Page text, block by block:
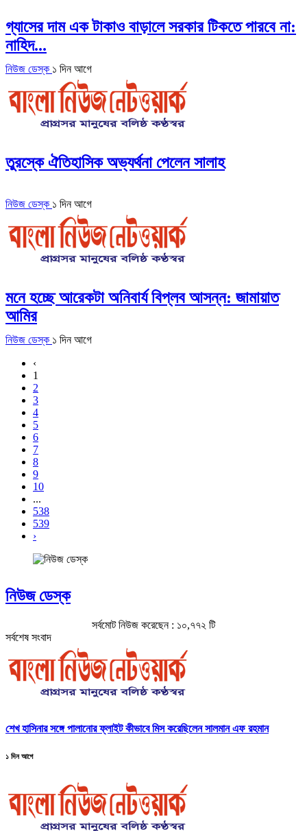
গ্যাসের দাম এক টাকাও বাড়ালে সরকার টিকতে পারবে না:
নাহিদ...
নিউজ ডেস্ক ১ দিন আগে
তুরস্কে ঐতিহাসিক অভ্যর্থনা পেলেন সালাহ
নিউজ ডেস্ক ১ দিন আগে
মনে হচ্ছে আরেকটা অনিবার্য বিপ্লব আসন্ন: জামায়াত
আমির
নিউজ ডেস্ক ১ দিন আগে
‹
1
2
3
4
5
6
7
8
9
10
...
538
539
›
নিউজ ডেস্ক
সর্বমোট নিউজ করেছেন : ১০,৭৭২ টি
সর্বশেষ সংবাদ
শেখ হাসিনার সঙ্গে পালানোর ফ্লাইট কীভাবে মিস করেছিলেন সালমান এফ রহমান
১ দিন আগে